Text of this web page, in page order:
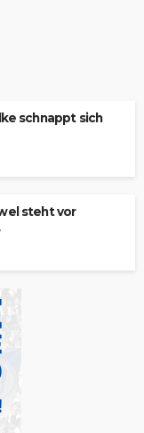
schnappt sich
steht vor